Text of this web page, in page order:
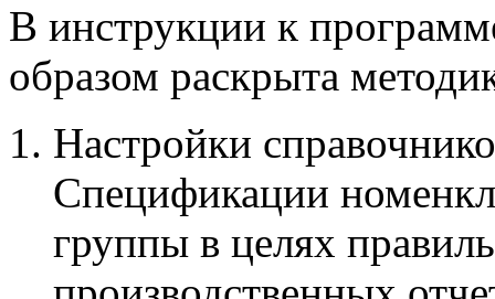
В инструкции к
образом раскрыта
Настройки
Спецификации
группы в целях